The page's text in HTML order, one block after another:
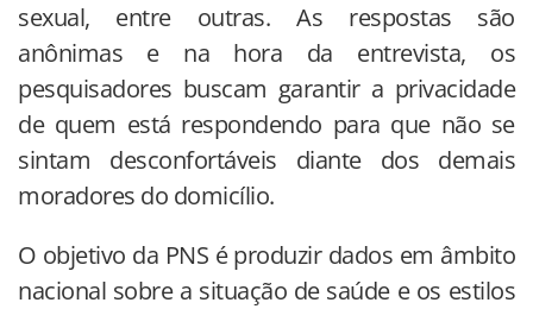
sexual, entre outras. As respostas são
anônimas e na hora da entrevista, os
pesquisadores buscam garantir a privacidade
de quem está respondendo para que não se
sintam desconfortáveis diante dos demais
moradores do domicílio.
O objetivo da PNS é produzir dados em âmbito
nacional sobre a situação de saúde e os estilos